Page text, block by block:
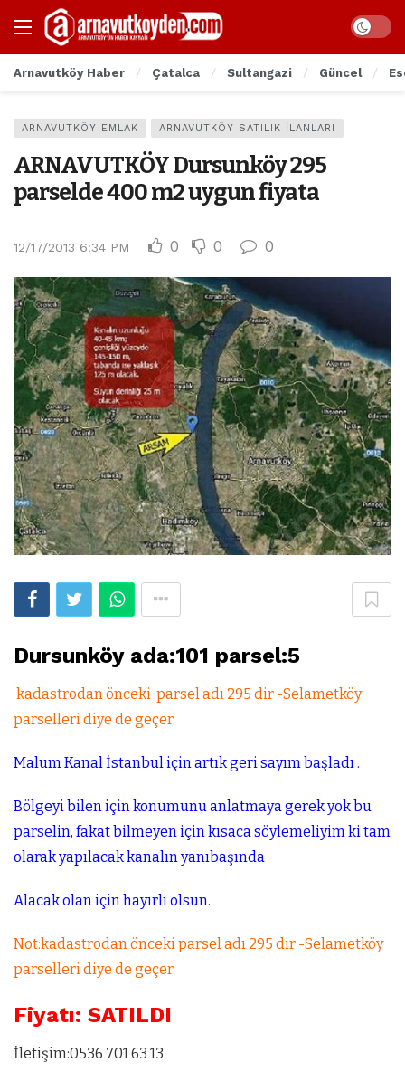
Arnavutköy Haber Çatalca Sultangazi Güncel
ARNAVUTKÖY EMLAK ARNAVUTKÖY SATILIK İLANLARI
ARNAVUTKÖY Dursunköy 295
parselde 400 m2 uygun fiyata
12/17/2013 6:34 PM 0 0 0
Dursunköy ada:101 parsel:5
kadastrodan önceki parsel adı 295 dir -Selametköy
parselleri diye de geçer.
Malum Kanal İstanbul için artık geri sayım başladı .
Bölgeyi bilen için konumunu anlatmaya gerek yok bu
parselin, fakat bilmeyen için kısaca söylemeliyim ki tam
olarak yapılacak kanalın yanıbaşında
Alacak olan için hayırlı olsun.
Not:kadastrodan önceki parsel adı 295 dir -Selametköy
parselleri diye de geçer.
Fiyatı: SATILDI
İletişim:0536 701 63 13